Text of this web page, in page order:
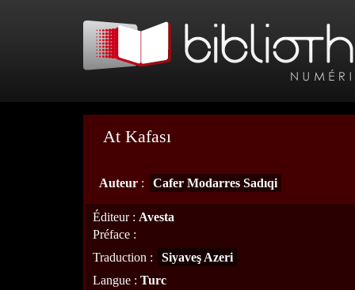
At Kafası
Auteur : Cafer Modarres Sadıqi
Éditeur: Avesta
Préface :
Traduction :
Siyaveş Azeri
Langue : Turc